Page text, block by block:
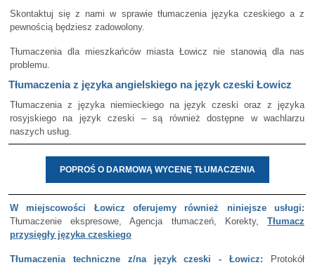
Skontaktuj się z nami w sprawie tłumaczenia języka czeskiego a z
pewnością będziesz zadowolony.
Tłumaczenia dla mieszkańców miasta Łowicz nie stanowią dla nas
problemu.
Tłumaczenia z języka angielskiego na język czeski Łowicz
Tłumaczenia z języka niemieckiego na język czeski oraz z języka
rosyjskiego na język czeski – są również dostępne w wachlarzu
naszych usług.
POPROŚ O DARMOWĄ WYCENĘ TŁUMACZENIA
W miejscowości Łowicz oferujemy również niniejsze usługi:
Tłumaczenie ekspresowe, Agencja tłumaczeń, Korekty, Tłumacz
przysięgły języka czeskiego
Tłumaczenia techniczne z/na język czeski - Łowicz: Protokół